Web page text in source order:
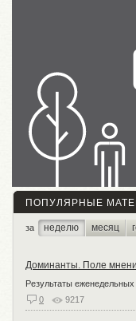
ПОПУЛЯРНЫЕ
за неделю месяц
Доминанты. Поле
Результаты
0
9217